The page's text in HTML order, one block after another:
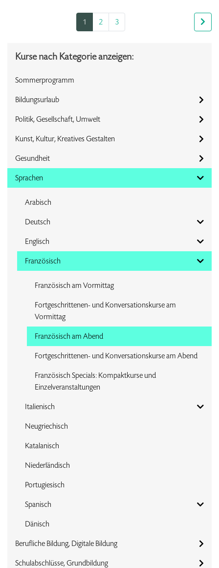
1 2 3
Kurse nach Kategorie anzeigen:
Sommerprogramm
Bildungsurlaub
Politik, Gesellschaft, Umwelt
Kunst, Kultur, Kreatives Gestalten
Gesundheit
Sprachen
Arabisch
Deutsch
Englisch
Französisch
Französisch am Vormittag
Fortgeschrittenen- und Konversationskurse am
Vormittag
Französisch am Abend
Fortgeschrittenen- und Konversationskurse am Abend
Französisch Specials: Kompaktkurse und
Einzelveranstaltungen
Italienisch
Neugriechisch
Katalanisch
Niederländisch
Portugiesisch
Spanisch
Dänisch
Berufliche Bildung, Digitale Bildung
Schulabschlüsse, Grundbildung